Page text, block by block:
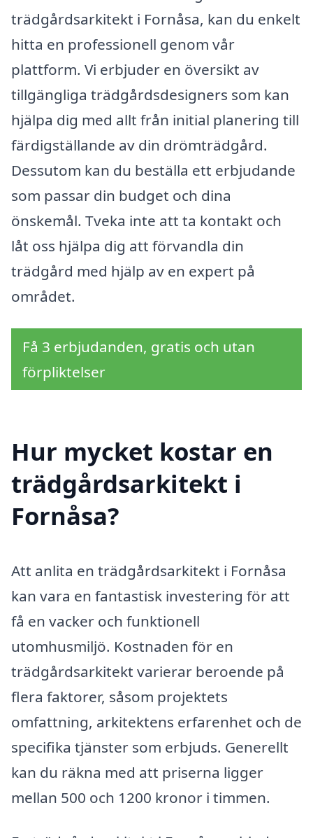
trädgårdsarkitekt i Fornåsa, kan du enkelt
hitta en professionell genom vår
plattform. Vi erbjuder en översikt av
tillgängliga trädgårdsdesigners som kan
hjälpa dig med allt från initial planering till
färdigställande av din drömträdgård.
Dessutom kan du beställa ett erbjudande
som passar din budget och dina
önskemål. Tveka inte att ta kontakt och
låt oss hjälpa dig att förvandla din
trädgård med hjälp av en expert på
området.
Få 3 erbjudanden, gratis och utan
förpliktelser
Hur mycket kostar en
trädgårdsarkitekt i
Fornåsa?
Att anlita en trädgårdsarkitekt i Fornåsa
kan vara en fantastisk investering för att
få en vacker och funktionell
utomhusmiljö. Kostnaden för en
trädgårdsarkitekt varierar beroende på
flera faktorer, såsom projektets
omfattning, arkitektens erfarenhet och de
specifika tjänster som erbjuds. Generellt
kan du räkna med att priserna ligger
mellan 500 och 1200 kronor i timmen.